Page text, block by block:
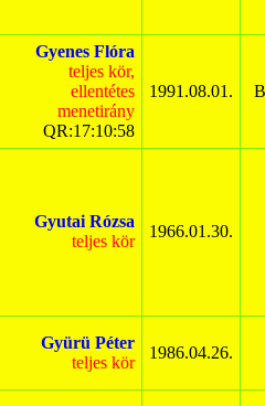
Gyenes Flóra
teljes kör,
ellentétes
menetirány
QR:17:10:58
1991.08.01.
Gyutai Rózsa
teljes kör
1966.01.30.
Gyürü Péter
teljes kör
1986.04.26.